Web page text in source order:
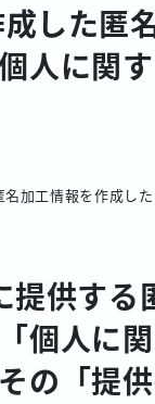
した匿
人に関
加工情報を作成した
提供する
個人に
の「提供